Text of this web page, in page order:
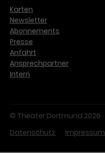
Karten
Newsletter
Abonnements
Presse
Anfahrt
Ansprechpartner
Intern
© Theater Dortmund 2026
Datenschutz
Impressum